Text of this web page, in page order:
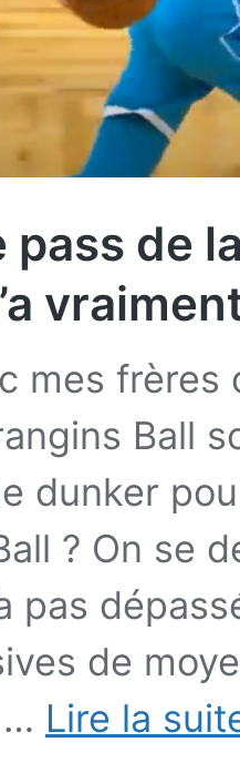
pass de
mes
Ball
dunker
? On se
pas
de
… Lire la